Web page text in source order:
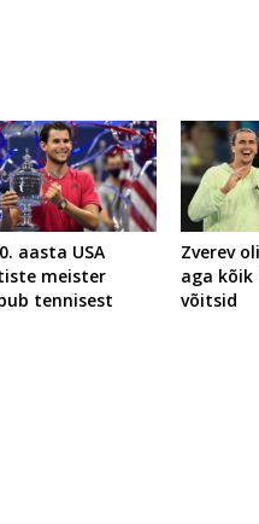
aasta USA
meister
tennisest
Zverev
aga
võitsid